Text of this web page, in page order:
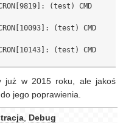
(test) CMD
(test) CMD
(test) CMD
już w 2015 roku, ale jakoś
jego poprawienia.
Debug